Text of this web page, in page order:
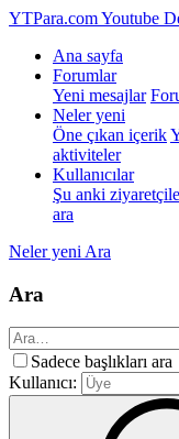
YTPara.comYoutube
Ana sayfa
Forumlar
Yeni mesajlar
Neler yeni
Öne çıkan içerik
aktiviteler
Kullanıcılar
Şu anki
ara
Neler yeni Ara
Ara
Sadece başlıkları ara
Kullanıcı: